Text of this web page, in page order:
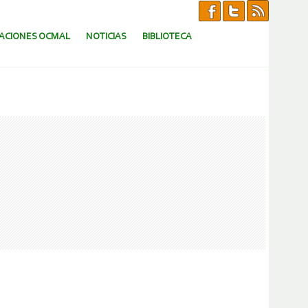
OCMAL NOTICIAS BIBLIOTECA